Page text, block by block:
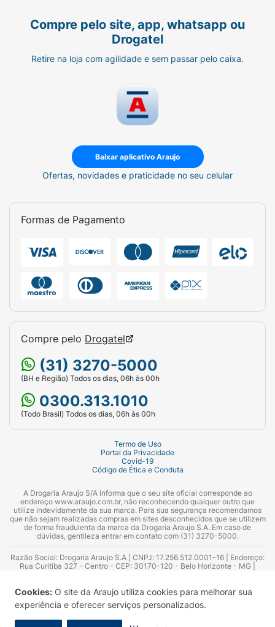
Cookies: O site da Araujo utiliza cookies para melhorar sua
experiência e oferecer serviços personalizados.
Compre pelo site, app, whatsapp ou
Drogatel
Retire na loja com agilidade e sem passar pelo caixa.
Baixar aplicativo Araujo
Ofertas, novidades e praticidade no seu celular
Formas de Pagamento
Compre pelo Drogatel
(31) 3270-5000
(BH e Região) Todos os dias, 06h às 00h
0300.313.1010
(Todo Brasil) Todos os dias, 06h às 00h
Termo de Uso
Portal da Privacidade
Covid-19
Código de Ética e Conduta
A Drogaria Araujo S/A informa que o seu site oficial corresponde ao
endereço www.araujo.com.br, não reconhecendo qualquer outro que
utilize indevidamente da sua marca. Para sua segurança recomendamos
que não sejam realizadas compras em sites desconhecidos que se utilizem
de forma fraudulenta da marca da Drogaria Araujo S.A. Em caso de
dúvidas, gentileza entrar em contato com (31) 3270-5000.
Razão Social: Drogaria Araujo S.A | CNPJ: 17.256.512.0001-16 | Endereço:
Rua Curitiba 327 - Centro - CEP: 30170-120 - Belo Horizonte - MG |
Azevedo Guimarães – CRF 10.965 | Yasmin Silva Alvarenga – CRF 52.584 -
Consultor substituto: Thiago Aguiar Pinheiro - CRF Nº 13.748. Alvará
Sanitário: 2025020713 | Autorização de Funcionamento da Empresa (AFE):